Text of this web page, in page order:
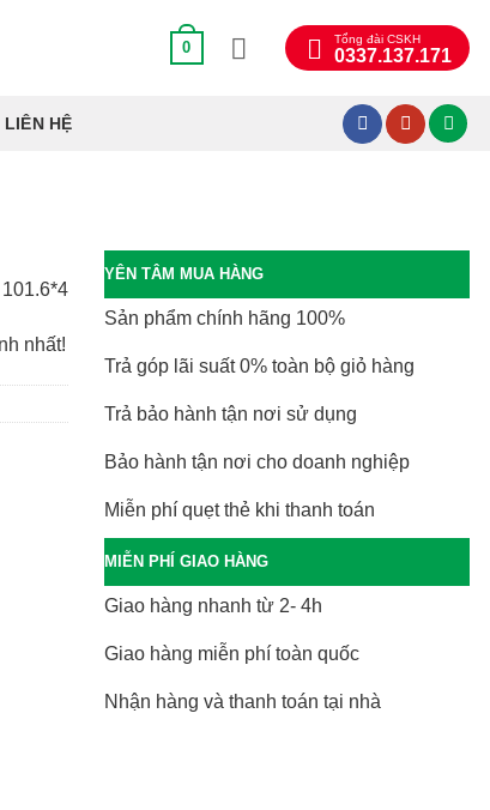
0 Tổng đài CSKH
0337.137.171
LIÊN HỆ
nhất!
YÊN TÂM MUA HÀNG
Sản phẩm chính hãng 100%
Trả góp lãi suất 0% toàn bộ giỏ hàng
Trả bảo hành tận nơi sử dụng
Bảo hành tận nơi cho doanh nghiệp
Miễn phí quẹt thẻ khi thanh toán
MIỄN PHÍ GIAO HÀNG
Giao hàng nhanh từ 2- 4h
Giao hàng miễn phí toàn quốc
Nhận hàng và thanh toán tại nhà